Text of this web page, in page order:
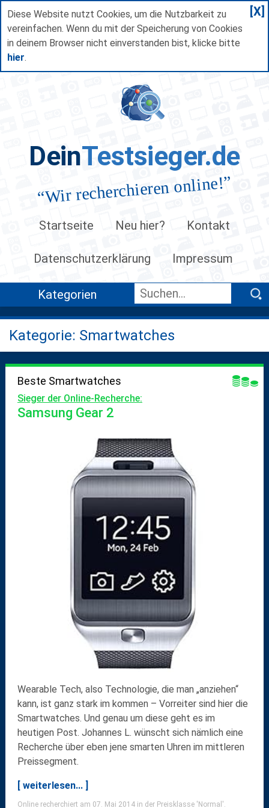
Diese Website nutzt Cookies, um die Nutzbarkeit zu
vereinfachen. Wenn du mit der Speicherung von Cookies
in deinem Browser nicht einverstanden bist, klicke bitte
hier.
[X]
DeinTestsieger.de
“Wir recherchieren online!”
Startseite Neu hier? Kontakt
Datenschutzerklärung Impressum
Kategorien
Kategorie: Smartwatches
Beste Smartwatches
Sieger der Online-Recherche:
Samsung Gear 2
Wearable Tech, also Technologie, die man „anziehen“
kann, ist ganz stark im kommen – Vorreiter sind hier die
Smartwatches. Und genau um diese geht es im
heutigen Post. Johannes L. wünscht sich nämlich eine
Recherche über eben jene smarten Uhren im mittleren
Preissegment.
[ weiterlesen... ]
Online recherchiert am 07. Mai 2014 in der Preisklasse 'Normal'.